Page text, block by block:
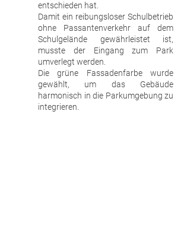
entschieden hat.
Damit ein reibungsloser Schulbetrieb
ohne Passantenverkehr auf dem
Schulgelände gewährleistet ist,
musste der Eingang zum Park
umverlegt werden.
Die grüne Fassadenfarbe wurde
gewählt, um das Gebäude
harmonisch in die Parkumgebung zu
integrieren.